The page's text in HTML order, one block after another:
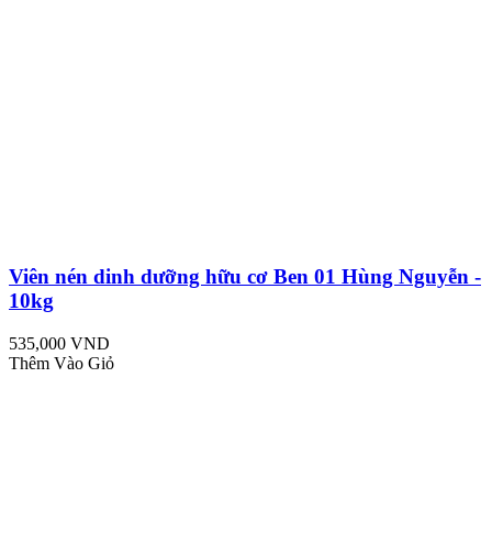
Viên nén dinh dưỡng hữu cơ Ben 01 Hùng Nguyễn -
10kg
535,000 VND
Thêm Vào Giỏ